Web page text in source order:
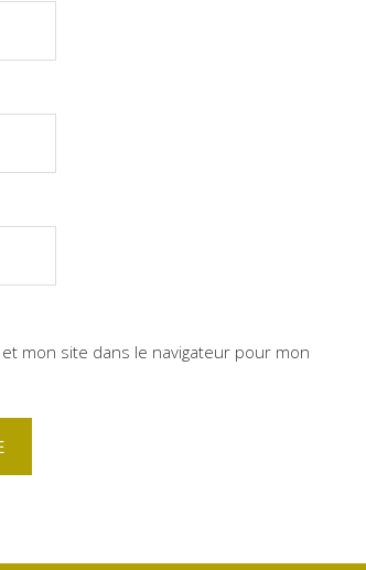
mon site dans le navigateur pour mon